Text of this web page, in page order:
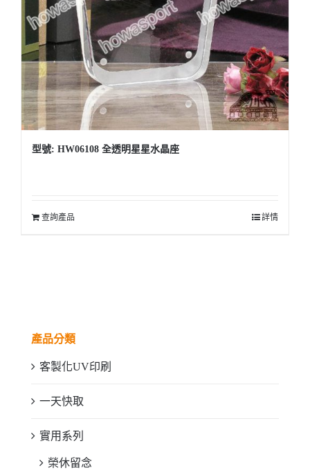
型號: HW06108 全透明星星水晶座
查詢產品 詳情
產品分類
客製化UV印刷
一天快取
實用系列
榮休留念